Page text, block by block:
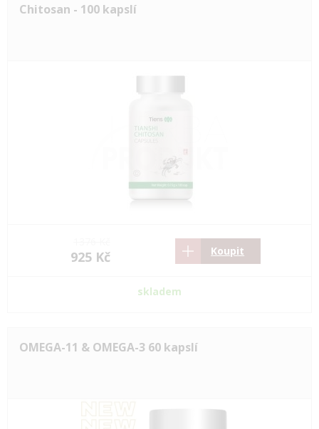
Chitosan - 100 kapslí
925 Kč Koupit
skladem
OMEGA-11 & OMEGA-3 60 kapslí